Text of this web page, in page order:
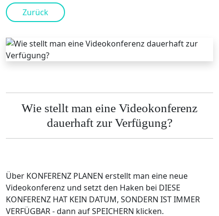
Zurück
Wie stellt man eine Videokonferenz
dauerhaft zur Verfügung?
Über KONFERENZ PLANEN erstellt man eine neue
Videokonferenz und setzt den Haken bei DIESE
KONFERENZ HAT KEIN DATUM, SONDERN IST IMMER
VERFÜGBAR - dann auf SPEICHERN klicken.